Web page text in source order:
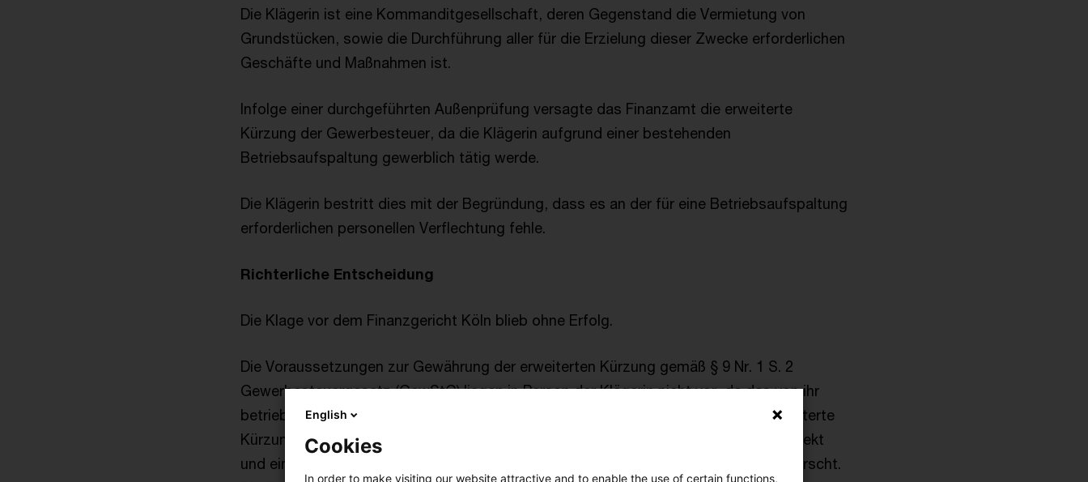
Die Klägerin ist eine Kommanditgesellschaft, deren Gegenstand die Vermietung von
Grundstücken, sowie die Durchführung aller für die Erzielung dieser Zwecke erforderlichen
Geschäfte und Maßnahmen ist.
Infolge einer durchgeführten Außenprüfung versagte das Finanzamt die erweiterte
Kürzung der Gewerbesteuer, da die Klägerin aufgrund einer bestehenden
Betriebsaufspaltung gewerblich tätig werde.
Die Klägerin bestritt dies mit der Begründung, dass es an der für eine Betriebsaufspaltung
erforderlichen personellen Verflechtung fehle.
Richterliche Entscheidung
Die Klage vor dem Finanzgericht Köln blieb ohne Erfolg.
Die Voraussetzungen zur Gewährung der erweiterten Kürzung gemäß § 9 Nr. 1 S. 2
Gewerbesteuergesetz (GewStG) liegen in Person der Klägerin nicht vor, da das von ihr
betriebene Unternehmen einen gewerblichen Charakter hat. Namentlich ist die erweiterte
Kürzung gemäß § 9 Nr. 1 S. 2 GewStG zu versagen, wenn zwischen dem Steuersubjekt
und einer daneben stehenden Betriebsgesellschaft eine Betriebsaufspaltung vorherrscht.
English
Cookies
In order to make visiting our website attractive and to enable the use of certain functions,